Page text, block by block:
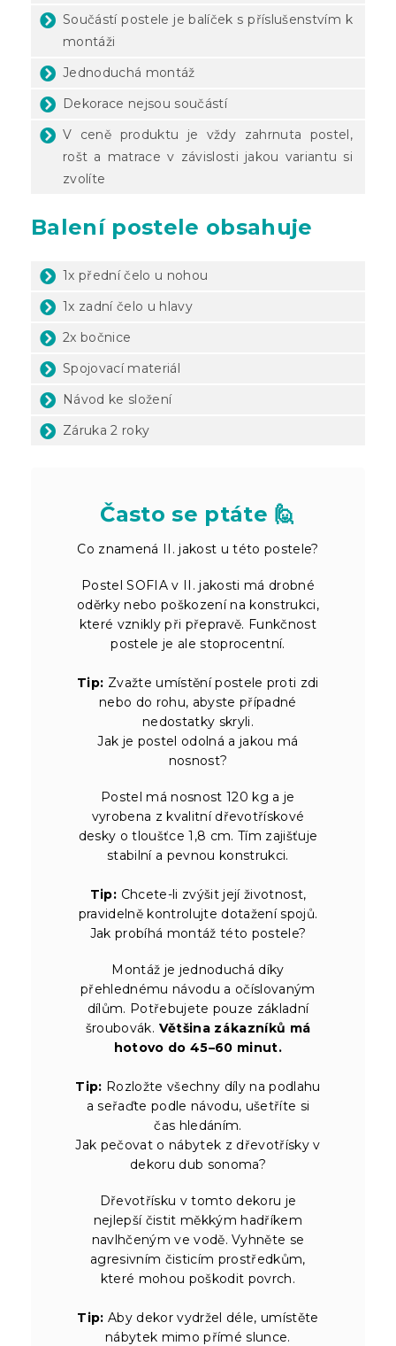
Součástí postele je balíček s příslušenstvím k
montáži
Jednoduchá montáž
Dekorace nejsou součástí
V ceně produktu je vždy zahrnuta postel,
rošt a matrace v závislosti jakou variantu si
zvolíte
Balení postele obsahuje
1x přední čelo u nohou
1x zadní čelo u hlavy
2x bočnice
Spojovací materiál
Návod ke složení
Záruka 2 roky
Často se ptáte 🙋
Co znamená II. jakost u této postele?
Postel SOFIA v II. jakosti má drobné
oděrky nebo poškození na konstrukci,
které vznikly při přepravě. Funkčnost
postele je ale stoprocentní.
Tip: Zvažte umístění postele proti zdi
nebo do rohu, abyste případné
nedostatky skryli.
Jak je postel odolná a jakou má
nosnost?
Postel má nosnost 120 kg a je
vyrobena z kvalitní dřevotřískové
desky o tloušťce 1,8 cm. Tím zajišťuje
stabilní a pevnou konstrukci.
Tip: Chcete-li zvýšit její životnost,
pravidelně kontrolujte dotažení spojů.
Jak probíhá montáž této postele?
Montáž je jednoduchá díky
přehlednému návodu a očíslovaným
dílům. Potřebujete pouze základní
šroubovák. Většina zákazníků má
hotovo do 45–60 minut.
Tip: Rozložte všechny díly na podlahu
a seřaďte podle návodu, ušetříte si
čas hledáním.
Jak pečovat o nábytek z dřevotřísky v
dekoru dub sonoma?
Dřevotřísku v tomto dekoru je
nejlepší čistit měkkým hadříkem
navlhčeným ve vodě. Vyhněte se
agresivním čisticím prostředkům,
které mohou poškodit povrch.
Tip: Aby dekor vydržel déle, umístěte
nábytek mimo přímé slunce.